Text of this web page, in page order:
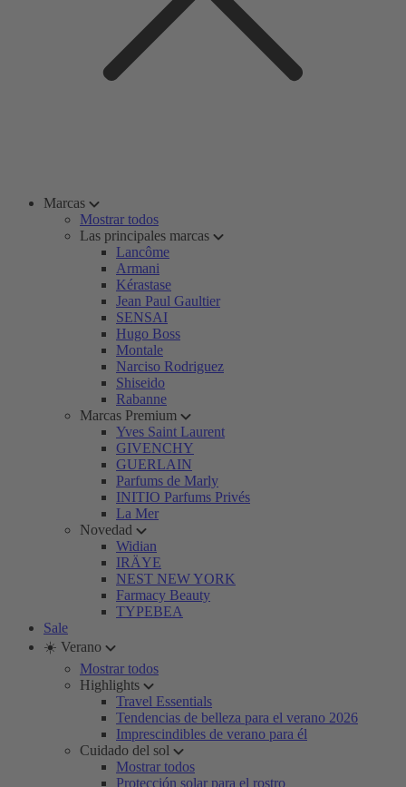
Marcas
Mostrar todos
Las principales marcas
Lancôme
Armani
Kérastase
Jean Paul Gaultier
SENSAI
Hugo Boss
Montale
Narciso Rodriguez
Shiseido
Rabanne
Marcas Premium
Yves Saint Laurent
GIVENCHY
GUERLAIN
Parfums de Marly
INITIO Parfums Privés
La Mer
Novedad
Widian
IRÄYE
NEST NEW YORK
Farmacy Beauty
TYPEBEA
Sale
☀️ Verano
Mostrar todos
Highlights
Travel Essentials
Tendencias de belleza para el verano 2026
Imprescindibles de verano para él
Cuidado del sol
Mostrar todos
Protección solar para el rostro